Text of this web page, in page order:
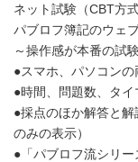
ネット試験（CBT方式
パブロフ簿記のウェ
～操作感が本番の試
●スマホ、パソコン
●時間、問題数、タ
●採点のほか解答と
のみの表示）
●「パブロフ流シリ